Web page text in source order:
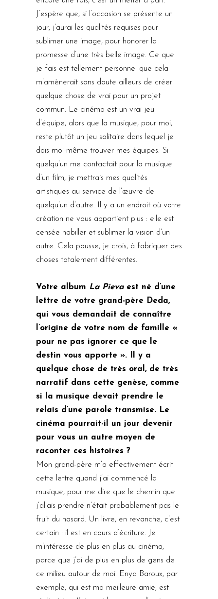
J’espère que, si l’occasion se présente un
jour, j’aurai les qualités requises pour
sublimer une image, pour honorer la
promesse d’une très belle image. Ce que
je fais est tellement personnel que cela
m’amènerait sans doute ailleurs de créer
quelque chose de vrai pour un projet
commun. Le cinéma est un vrai jeu
d’équipe, alors que la musique, pour moi,
reste plutôt un jeu solitaire dans lequel je
dois moi-même trouver mes équipes. Si
quelqu’un me contactait pour la musique
d’un film, je mettrais mes qualités
artistiques au service de l’œuvre de
quelqu’un d’autre. Il y a un endroit où votre
création ne vous appartient plus : elle est
censée habiller et sublimer la vision d’un
autre. Cela pousse, je crois, à fabriquer des
choses totalement différentes.
Votre album La Pievaest né d’une
lettre de votre grand-père Deda,
qui vous demandait de connaître
l’origine de votre nom de famille «
pour ne pas ignorer ce que le
destin vous apporte ». Il y a
quelque chose de très oral, de très
narratif dans cette genèse, comme
si la musique devait prendre le
relais d’une parole transmise. Le
cinéma pourrait-il un jour devenir
pour vous un autre moyen de
raconter ces histoires ?
Mon grand-père m’a effectivement écrit
cette lettre quand j’ai commencé la
musique, pour me dire que le chemin que
j’allais prendre n’était probablement pas le
fruit du hasard. Un livre, en revanche, c’est
certain : il est en cours d’écriture. Je
m’intéresse de plus en plus au cinéma,
parce que j’ai de plus en plus de gens de
ce milieu autour de moi. Enya Baroux, par
exemple, qui est ma meilleure amie, est